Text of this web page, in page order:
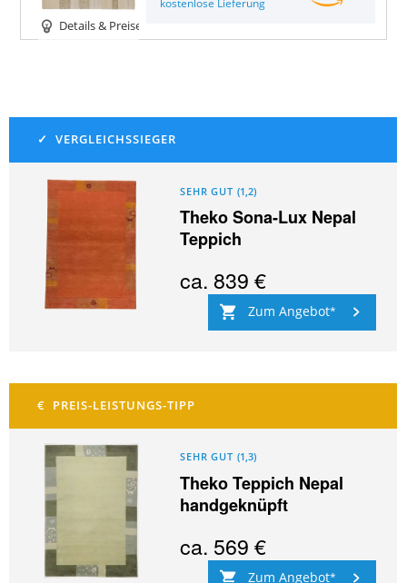
Details & Preise
kostenlose Lieferung
SEHR GUT (1,2)
Theko Sona-Lux Nepal
Teppich
ca. 839 €
Zum Angebot
SEHR GUT (1,3)
Theko Teppich Nepal
handgeknüpft
ca. 569 €
Zum Angebot